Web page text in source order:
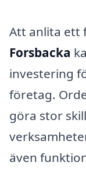
Att anlita ett
Forsbacka
investering
företag.
göra stor
även